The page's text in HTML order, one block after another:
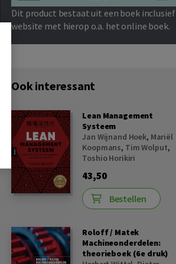
Dit product bestaat uit een boek inclusief
website met hierop o.a. het online boek.
Ook interessant
Lean Management
Systeem
Jan Wijnand Hoek, Mariël
Koopmans, Tim Wolput,
Toshio Horikiri
43,50
Bestellen
Roloff / Matek
Machineonderdelen:
theorieboek (6e druk)